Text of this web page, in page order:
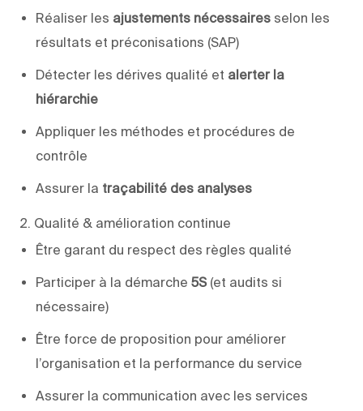
Réaliser les ajustements nécessaires selon les
résultats et préconisations (SAP)
Détecter les dérives qualité et alerter la
hiérarchie
Appliquer les méthodes et procédures de
contrôle
Assurer la traçabilité des analyses
2. Qualité & amélioration continue
Être garant du respect des règles qualité
Participer à la démarche 5S(et audits si
nécessaire)
Être force de proposition pour améliorer
l’organisation et la performance du service
Assurer la communication avec les services